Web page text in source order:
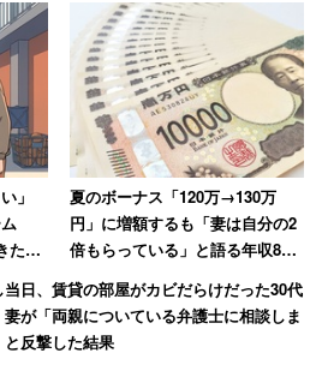
食べた後、お漬物と焼酎の蕎
ただくのが楽しみなのに」
だから、蕎麦湯飲んでやっとソバ
感じがする」とコメントする人
てこそのそばのようだ。
が、西日本ではうどんの方が好ま
く。同じ日本でも地域が違えば食
」
ム
た部
夏のボーナス「120万→130万
円」に増額するも「妻は自分の2
倍もらっている」と語る年収850
万円の30代男性
当日、賃貸の部屋がカビだらけだった30代
妻が「両親についている弁護士に相談しま
と反撃した結果